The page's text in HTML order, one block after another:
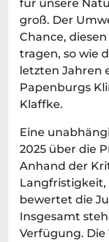
für unsere
groß. Der
Chance,
tragen, so wie
letzten Jahren
Papenburgs
Klaffke.
Eine
2025 über die
Anhand der
bewertet die
Insgesamt
Verfügung.